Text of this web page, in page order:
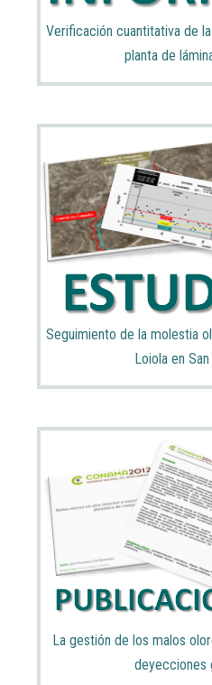
Verificación cuantitativa de
planta de
Seguimiento de la molestia
Loiola en
La gestión de los malos
deyecciones